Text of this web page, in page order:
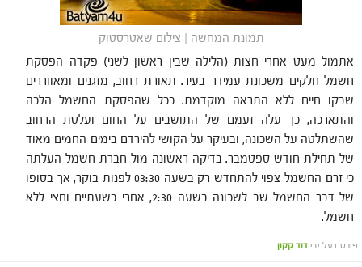
תמונת המחשה | צילום שאטרסטוק
אתמול מעט אחרי חצות (הלילה שבין ראשון לשני) פקדה הפסקת
חשמל חלקים משכונת עמידר בעיר. תאורת רחוב, מזגנים ומאווררים
שבקו חיים ללא התראה מוקדמת. ככל שהפסקת החשמל הלכה
והתארכה, כך עלה זעמם של התושבים על החום ועלטת הרחוב
שהשתלטה על השכונה, ובעיקר על הקושי להירדם בימים החמים מאוד
של תחילת חודש ספטמבר. בדיקה ראשונה מול חברת חשמל העלתה
כי זרם החשמל צפוי להתחדש רק בשעה 03:30 לפנות בוקר, אך בסופו
של דבר החשמל שב לשכונה בשעה 2:30, אחרי כשעתיים וחצי ללא
חשמל.
פורסם על ידי דוד קקון